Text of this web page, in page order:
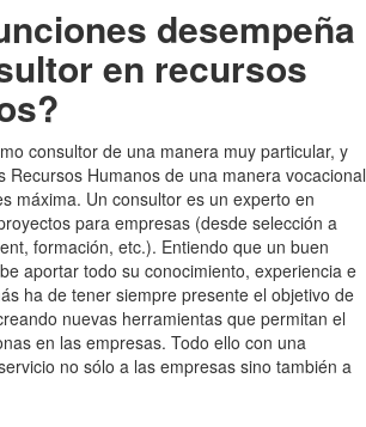
desempeña
en recursos
consultor de una manera muy particular, y
Recursos Humanos de una manera vocacional
máxima. Un consultor es un experto en
para empresas (desde selección a
formación, etc.). Entiendo que un buen
aportar todo su conocimiento, experiencia e
ha de tener siempre presente el objetivo de
nuevas herramientas que permitan el
en las empresas. Todo ello con una
no sólo a las empresas sino también a